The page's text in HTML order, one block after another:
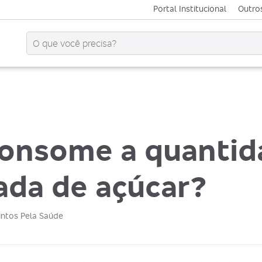
Portal Institucional
a
de açúcar?
Pela Saúde